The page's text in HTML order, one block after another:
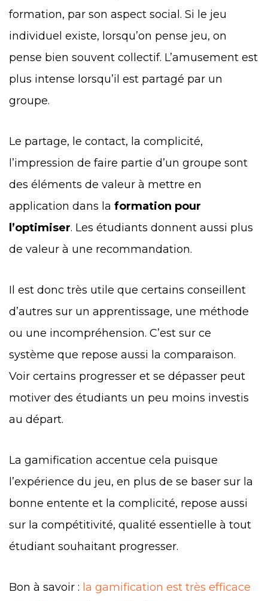
formation, par son aspect social. Si le jeu
individuel existe, lorsqu’on pense jeu, on
pense bien souvent collectif. L’amusement est
plus intense lorsqu’il est partagé par un
groupe.
Le partage, le contact, la complicité,
l’impression de faire partie d’un groupe sont
des éléments de valeur à mettre en
application dans la formation pour
l’optimiser. Les étudiants donnent aussi plus
de valeur à une recommandation.
Il est donc très utile que certains conseillent
d’autres sur un apprentissage, une méthode
ou une incompréhension. C’est sur ce
système que repose aussi la comparaison.
Voir certains progresser et se dépasser peut
motiver des étudiants un peu moins investis
au départ.
La gamification accentue cela puisque
l’expérience du jeu, en plus de se baser sur la
bonne entente et la complicité, repose aussi
sur la compétitivité, qualité essentielle à tout
étudiant souhaitant progresser.
Bon à savoir : la gamification est très efficace